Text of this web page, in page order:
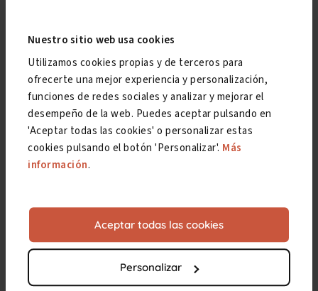
Nuestro sitio web usa cookies
Utilizamos cookies propias y de terceros para
ofrecerte una mejor experiencia y personalización,
funciones de redes sociales y analizar y mejorar el
desempeño de la web. Puedes aceptar pulsando en
'Aceptar todas las cookies' o personalizar estas
cookies pulsando el botón 'Personalizar'. Más
información.
Aceptar todas las cookies
Personalizar
colaboración con asociaciones de pacientes. En
dichos acuerdos nos comprometemos, en primer
lugar, adifundir la enfermedad, trastorno o
condiciónde la que es objeto la entidad.
Además de informar, nuestro objetivo es
concienciar de lo invalidanteque puede ser una u
otra patología
y secuelas, dandovoz a las asociacionesy a sus
demandas ante la sociedad y la comunidad
médica.